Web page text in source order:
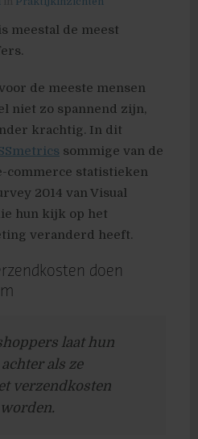
meestal de meest
de meeste mensen
niet zo spannend zijn,
krachtig. In dit
sommige van de
commerce statistieken
2014 van Visual
hun kijk op het
veranderd heeft.
doen
laat hun
als ze
verzendkosten